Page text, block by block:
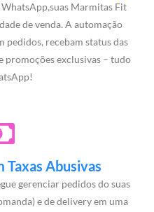
Marmitas Fit
de venda. A automação
pedidos, recebam status das
promoções exclusivas – tudo
Taxas Abusivas
gerenciar pedidos do suas
e de delivery em uma